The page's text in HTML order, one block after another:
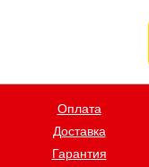
Оплата
Доставка
Гарантия